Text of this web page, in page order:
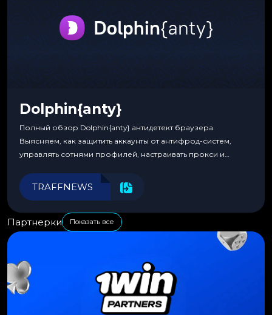
Dolphin{anty}
Полный обзор Dolphin{anty} антидетект браузера.
Выясняем, как защитить аккаунты от антифрод-систем,
управлять сотнями профилей, настраивать прокси и
эффективности.
TRAFFNEWS
Партнерки Показать все